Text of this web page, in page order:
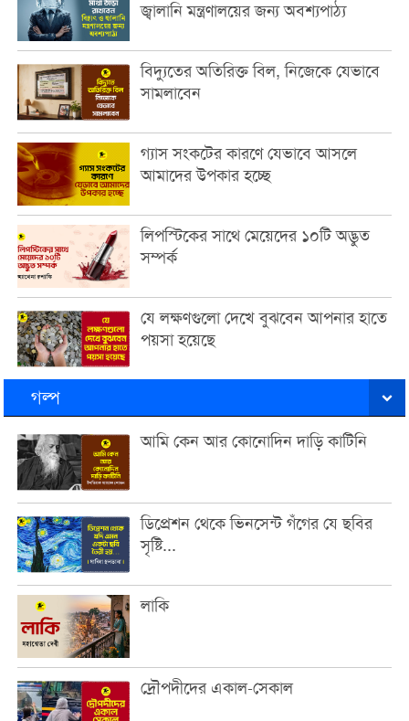
জ্বালানি মন্ত্রণালয়ের জন্য অবশ্যপাঠ্য
বিদ্যুতের অতিরিক্ত বিল, নিজেকে যেভাবে
সামলাবেন
গ্যাস সংকটের কারণে যেভাবে আসলে
আমাদের উপকার হচ্ছে
লিপস্টিকের সাথে মেয়েদের ১০টি অদ্ভুত
সম্পর্ক
যে লক্ষণগুলো দেখে বুঝবেন আপনার হাতে
পয়সা হয়েছে
গল্প
আমি কেন আর কোনোদিন দাড়ি কাটিনি
ডিপ্রেশন থেকে ভিনসেন্ট গঁগের যে ছবির
সৃষ্টি...
লাকি
দ্রৌপদীদের একাল-সেকাল